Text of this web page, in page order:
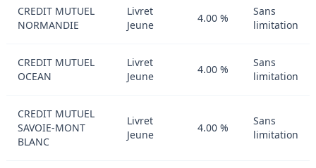
CREDIT MUTUEL
NORMANDIE
Livret
Jeune
4.00 %
Sans
limitation
CREDIT MUTUEL
OCEAN
Livret
Jeune
4.00 %
Sans
limitation
CREDIT MUTUEL
SAVOIE-MONT
BLANC
Livret
Jeune
4.00 %
Sans
limitation